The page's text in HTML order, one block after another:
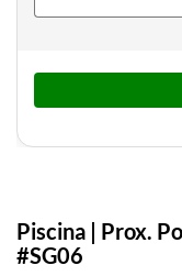
Piscina | Prox.
#SG06